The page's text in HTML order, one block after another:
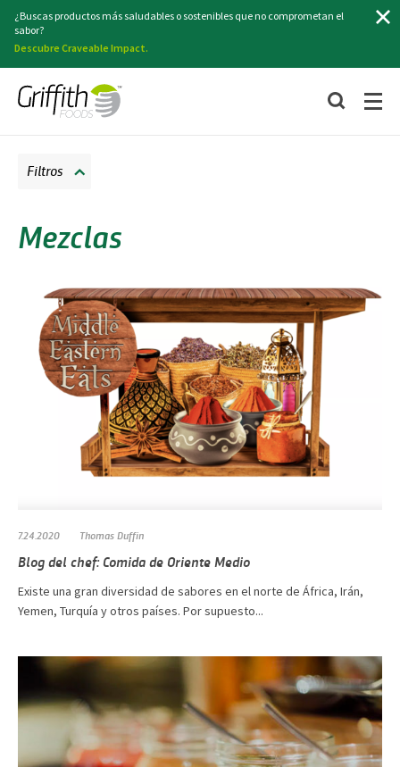
¿Buscas productos más saludables o sostenibles que no comprometan el
sabor?
Descubre Craveable Impact.
Mezclas
Filtros
7.24.2020 Thomas Duffin
Blog del chef: Comida de Oriente Medio
Existe una gran diversidad de sabores en el norte de África, Irán,
Yemen, Turquía y otros países. Por supuesto...